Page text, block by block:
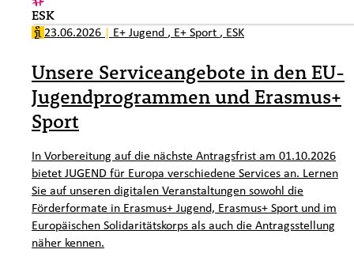
ESK
23.06.2026 | E+ Jugend , E+ Sport , ESK
Unsere Serviceangebote in den EU-
Jugendprogrammen und Erasmus+
Sport
In Vorbereitung auf die nächste Antragsfrist am 01.10.2026
bietet JUGEND für Europa verschiedene Services an. Lernen
Sie auf unseren digitalen Veranstaltungen sowohl die
Förderformate in Erasmus+ Jugend, Erasmus+ Sport und im
Europäischen Solidaritätskorps als auch die Antragsstellung
näher kennen.